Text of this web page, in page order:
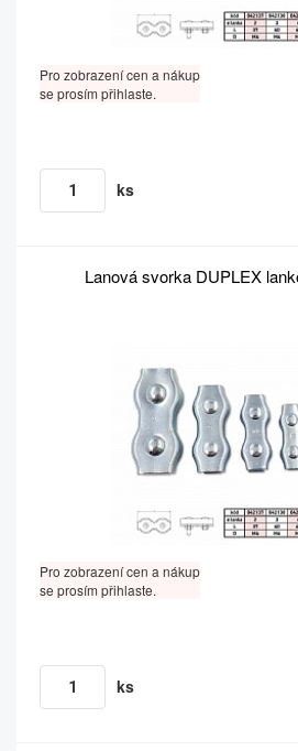
Pro zobrazení cen a nákup
se prosím přihlaste.
ks
Lanová svorka DUPLEX
Pro zobrazení cen a nákup
se prosím přihlaste.
ks